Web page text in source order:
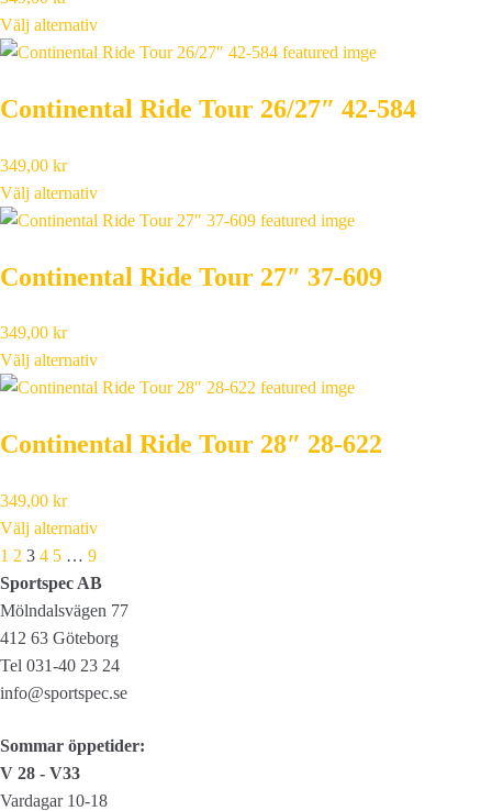
Välj alternativ
Continental Ride Tour 26/27″ 42-584
349,00 kr
Välj alternativ
Continental Ride Tour 27″ 37-609
349,00 kr
Välj alternativ
Continental Ride Tour 28″ 28-622
349,00 kr
Välj alternativ
Prev
1 2 3 4 5 … 9Next
Sportspec AB
Mölndalsvägen 77
412 63 Göteborg
Tel 031-40 23 24
info@sportspec.se
Sommar öppetider:
V 28 - V33
Vardagar 10-18